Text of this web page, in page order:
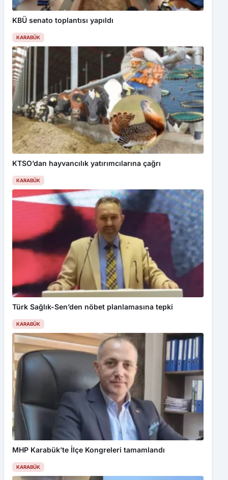
KBÜ senato toplantısı yapıldı
KARABÜK
KTSO’dan hayvancılık yatırımcılarına çağrı
KARABÜK
Türk Sağlık-Sen’den nöbet planlamasına tepki
KARABÜK
MHP Karabük’te İlçe Kongreleri tamamlandı
KARABÜK